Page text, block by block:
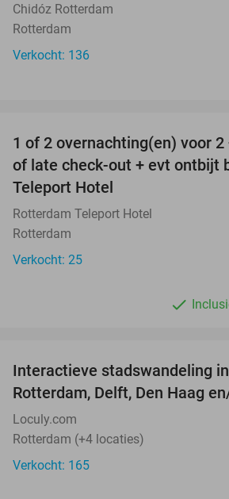
Chidóz Rotterdam
Rotterdam
Verkocht: 136
1 of 2 overnachting(en) voor
of late check-out + evt ontbijt
Teleport Hotel
Rotterdam Teleport Hotel
Rotterdam
Verkocht: 25
Interactieve stadswandeling
Rotterdam, Delft, Den Haag
Loculy.com
Rotterdam (+4 locaties)
Verkocht: 165